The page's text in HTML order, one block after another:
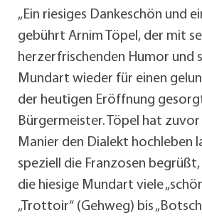
„Ein riesiges Dankeschön und
gebührt Arnim Töpel, der mit
herzerfrischenden Humor und
Mundart wieder für einen
der heutigen Eröffnung
Bürgermeister. Töpel hat
Manier den Dialekt hochleben
speziell die Franzosen
die hiesige Mundart viele
„Trottoir“ (Gehweg) bis